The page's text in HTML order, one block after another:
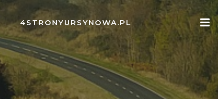
Skip
content
4STRONYURSYNOWA.PL